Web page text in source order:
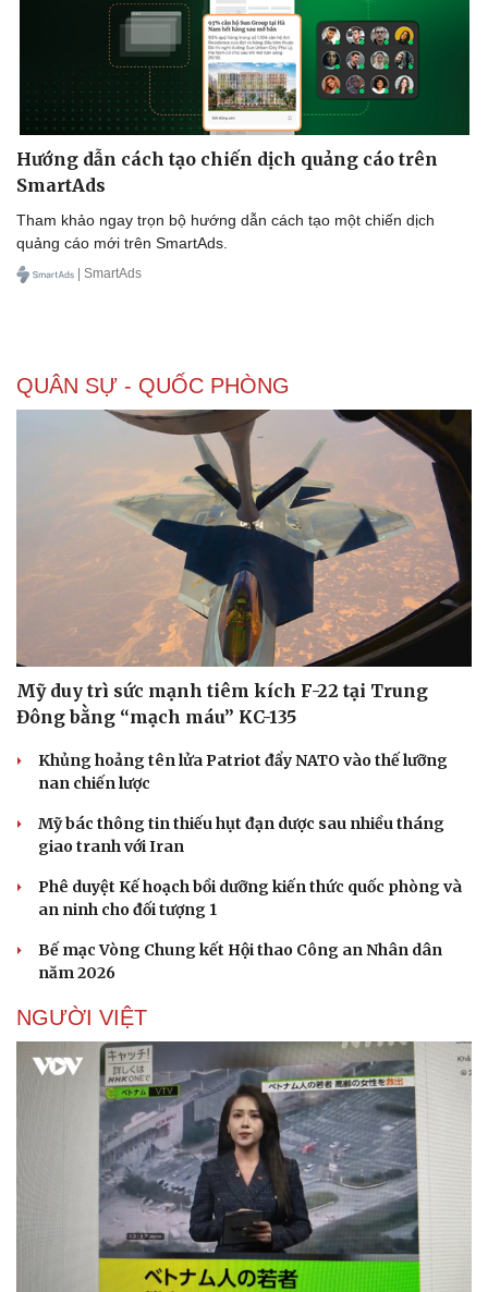
Doanh nghiệp
Thông tin doanh nghiệp
Doanh nghiệp 24h
Doanh nhân
Công nghệ
Sành điệu
Tin Công nghệ
Hướng dẫn cách tạo chiến dịch quảng cáo trên
SmartAds
Tham khảo ngay trọn bộ hướng dẫn cách tạo một chiến dịch
quảng cáo mới trên SmartAds.
| SmartAds
QUÂN SỰ - QUỐC PHÒNG
Mỹ duy trì sức mạnh tiêm kích F-22 tại Trung
Đông bằng “mạch máu” KC-135
Khủng hoảng tên lửa Patriot đẩy NATO vào thế lưỡng
nan chiến lược
Mỹ bác thông tin thiếu hụt đạn dược sau nhiều tháng
giao tranh với Iran
Phê duyệt Kế hoạch bồi dưỡng kiến thức quốc phòng và
an ninh cho đối tượng 1
Bế mạc Vòng Chung kết Hội thao Công an Nhân dân
năm 2026
NGƯỜI VIỆT